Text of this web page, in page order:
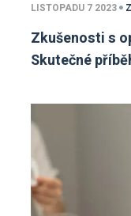
LISTOPADU 7 2023
Zkušenosti s
Skutečné